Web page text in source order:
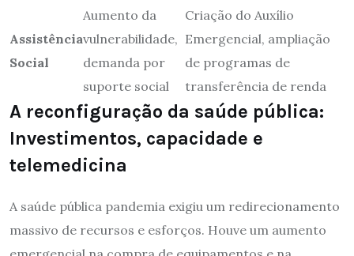
Assistência
Social
Aumento da
vulnerabilidade,
demanda por
suporte social
Criação do Auxílio
Emergencial, ampliação
de programas de
transferência de renda
A reconfiguração da saúde pública:
Investimentos, capacidade e
telemedicina
A saúde pública pandemia exigiu um redirecionamento
massivo de recursos e esforços. Houve um aumento